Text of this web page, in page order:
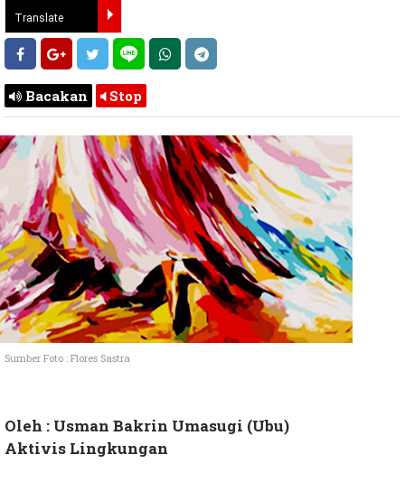
Bacakan Stop
Sumber Foto : Flores Sastra
Oleh : Usman Bakrin Umasugi (Ubu)
Aktivis Lingkungan